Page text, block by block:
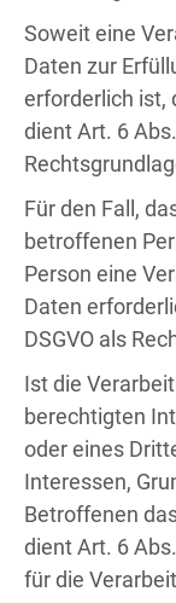
Soweit eine
Daten zur
erforderlich ist,
dient Art. 6
Für den Fall,
betroffenen
Person eine
Daten
DSGVO als
Ist die
berechtigten
oder eines
Interessen,
Betroffenen
dient Art. 6
für die